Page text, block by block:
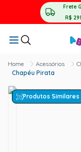
Frete
R$
Acessórios
Chapéu Pirata
Produtos Similares